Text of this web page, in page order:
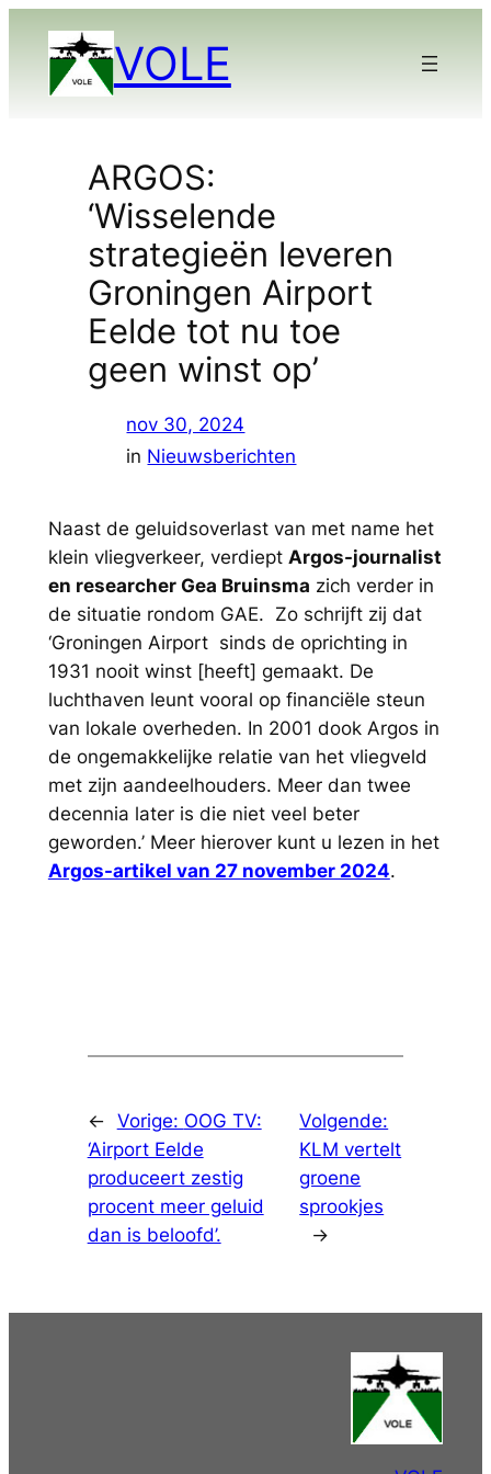
VOLE
ARGOS:
‘Wisselende
strategieën leveren
Groningen Airport
Eelde tot nu toe
geen winst op’
nov 30, 2024
in Nieuwsberichten
Naast de geluidsoverlast van met name het
klein vliegverkeer, verdiept Argos-journalist
en researcher Gea Bruinsma zich verder in
de situatie rondom GAE. Zo schrijft zij dat
‘Groningen Airport sinds de oprichting in
1931 nooit winst [heeft] gemaakt. De
luchthaven leunt vooral op financiële steun
van lokale overheden. In 2001 dook Argos in
de ongemakkelijke relatie van het vliegveld
met zijn aandeelhouders. Meer dan twee
decennia later is die niet veel beter
geworden.’ Meer hierover kunt u lezen in het
Argos-artikel van 27 november 2024.
← Vorige: OOG TV:
‘Airport Eelde
produceert zestig
procent meer geluid
dan is beloofd’.
Volgende:
KLM vertelt
groene
sprookjes
→